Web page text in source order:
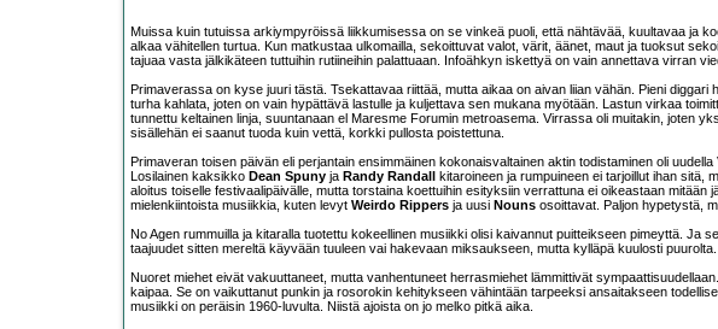
Muissa kuin tutuissa arkiympyröissä liikkumisessa on se vinkeä puoli, että nähtävää, kuultavaa ja
alkaa vähitellen turtua. Kun matkustaa ulkomailla, sekoittuvat valot, värit, äänet, maut ja tuoksut
tajuaa vasta jälkikäteen tuttuihin rutiineihin palattuaan. Infoähkyn iskettyä on vain annettava virran
Primaverassa on kyse juuri tästä. Tsekattavaa riittää, mutta aikaa on aivan liian vähän. Pieni
turha kahlata, joten on vain hypättävä lastulle ja kuljettava sen mukana myötään. Lastun virkaa
tunnettu keltainen linja, suuntanaan el Maresme Forumin metroasema. Virrassa oli muitakin, joten
sisällehän ei saanut tuoda kuin vettä, korkki pullosta poistettuna.
Primaveran toisen päivän eli perjantain ensimmäinen kokonaisvaltainen aktin todistaminen oli
Losilainen kaksikko Dean Spuny ja Randy Randall
kitaroineen ja rumpuineen ei tarjoillut ihan sitä,
aloitus toiselle festivaalipäivälle, mutta torstaina koettuihin esityksiin verrattuna ei oikeastaan mitään
mielenkiintoista musiikkia, kuten levyt Weirdo Rippers ja uusi Nouns osoittavat. Paljon hypetystä,
No Agen rummuilla ja kitaralla tuotettu kokeellinen musiikki olisi kaivannut puitteikseen pimeyttä. Ja
taajuudet sitten mereltä käyvään tuuleen vai hakevaan miksaukseen, mutta kylläpä kuulosti puurolta.
Nuoret miehet eivät vakuuttaneet, mutta vanhentuneet herrasmiehet lämmittivät
kaipaa. Se on vaikuttanut punkin ja rosorokin kehitykseen vähintään tarpeeksi ansaitakseen
musiikki on peräisin 1960-luvulta. Niistä ajoista on jo melko pitkä aika.